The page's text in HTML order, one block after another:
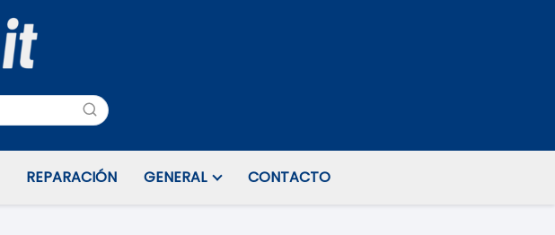
REPARACIÓN GENERAL CONTACTO